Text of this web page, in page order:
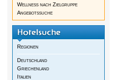
Wellness nach Zielgruppe
Angebotssuche
Regionen
Deutschland
Griechenland
Italien